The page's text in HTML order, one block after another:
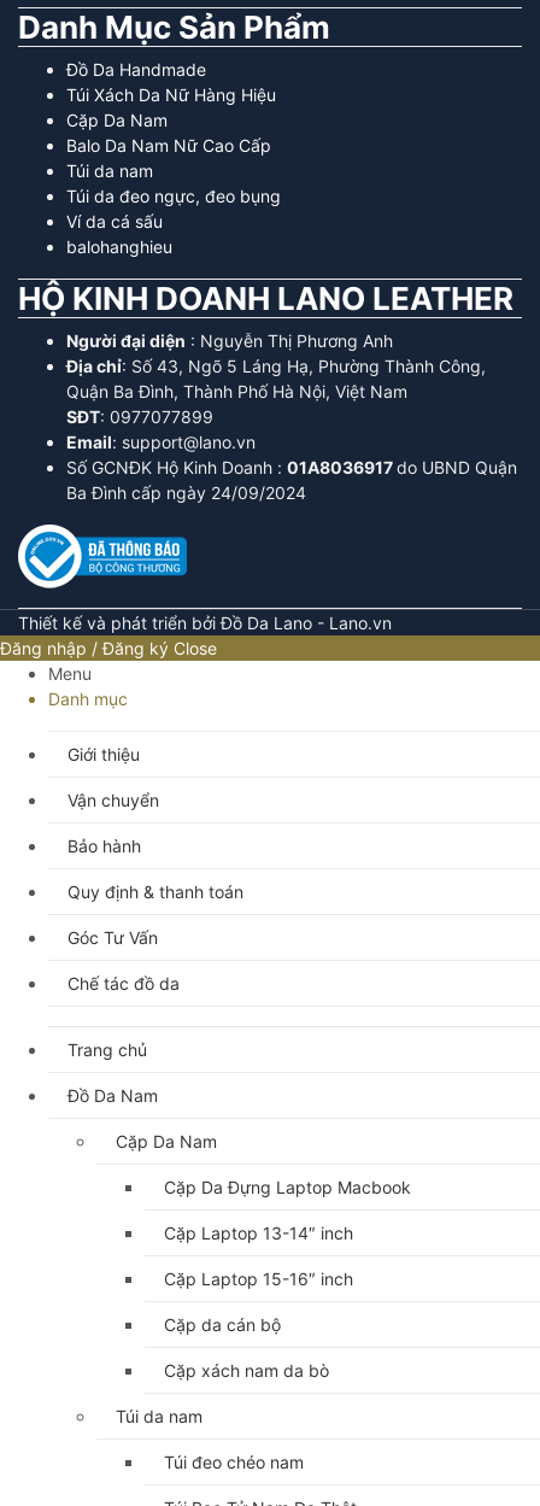
Danh Mục Sản Phẩm
Đồ Da Handmade
Túi Xách Da Nữ Hàng Hiệu
Cặp Da Nam
Balo Da Nam Nữ Cao Cấp
Túi da nam
Túi da đeo ngực, đeo bụng
Ví da cá sấu
balohanghieu
HỘ KINH DOANH LANO LEATHER
Người đại diện : Nguyễn Thị Phương Anh
Địa chỉ: Số 43, Ngõ 5 Láng Hạ, Phường Thành Công,
Quận Ba Đình, Thành Phố Hà Nội, Việt Nam
SĐT: 0977077899
Email: support@lano.vn
Số GCNĐK Hộ Kinh Doanh : 01A8036917do UBND Quận
Ba Đình cấp ngày 24/09/2024
Thiết kế và phát triển bởi Đồ Da Lano - Lano.vn
Đăng nhập / Đăng ký Close
Menu
Danh mục
Giới thiệu
Vận chuyển
Bảo hành
Quy định & thanh toán
Góc Tư Vấn
Chế tác đồ da
Trang chủ
Đồ Da Nam
Cặp Da Nam
Cặp Da Đựng Laptop Macbook
Cặp Laptop 13-14″ inch
Cặp Laptop 15-16″ inch
Cặp da cán bộ
Cặp xách nam da bò
Túi da nam
Túi đeo chéo nam